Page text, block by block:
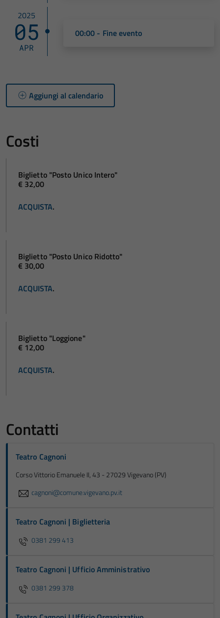
2025
05
APR
00:00 - Fine evento
Aggiungi al calendario
Costi
Biglietto "Posto Unico Intero"
€ 32,00
ACQUISTA.
Biglietto "Posto Unico Ridotto"
€ 30,00
ACQUISTA.
Biglietto "Loggione"
€ 12,00
ACQUISTA.
Contatti
Teatro Cagnoni
Corso Vittorio Emanuele II, 43 - 27029 Vigevano (PV)
cagnoni@comune.vigevano.pv.it
Teatro Cagnoni | Biglietteria
0381 299 413
Teatro Cagnoni | Ufficio Amministrativo
0381 299 378